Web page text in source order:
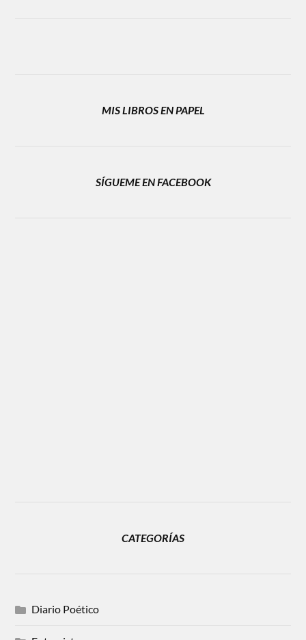
MIS LIBROS EN PAPEL
SÍGUEME EN FACEBOOK
CATEGORÍAS
Diario Poético